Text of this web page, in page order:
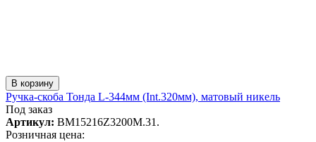
В корзину
Ручка-скоба Тонда L-344мм (Int.320мм), матовый никель
Под заказ
Артикул: BM15216Z3200M.31.
Розничная цена: